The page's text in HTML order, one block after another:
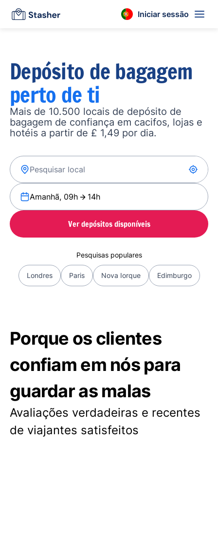
Iniciar sessão
Depósito de bagagem
perto de ti
Mais de 10.500 locais de depósito de
bagagem de confiança em cacifos, lojas e
hotéis a partir de £ 1,49 por dia.
Amanhã, 09h 14h
Ver depósitos disponíveis
Pesquisas populares
Londres Paris Nova Iorque Edimburgo
Porque os clientes
confiam em nós para
guardar as malas
Avaliações verdadeiras e recentes
de viajantes satisfeitos